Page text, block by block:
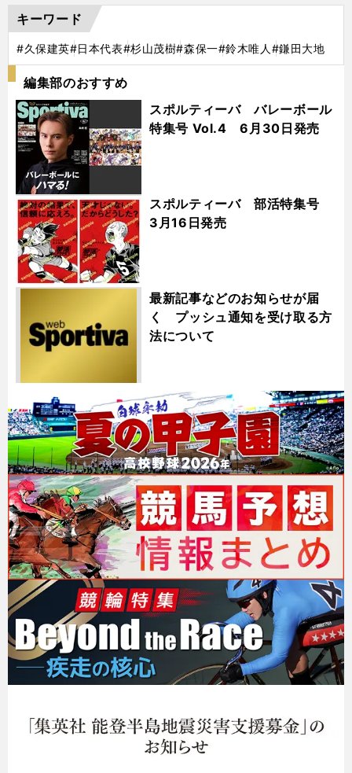
キーワード
#久保建英#日本代表#杉山茂樹#森保一#鈴木唯人 #鎌田大地
編集部のおすすめ
スポルティーバ バレーボール
特集号 Vol.4 6月30日発売
スポルティーバ 部活特集号
3月16日発売
最新記事などのお知らせが届
く プッシュ通知を受け取る方
法について